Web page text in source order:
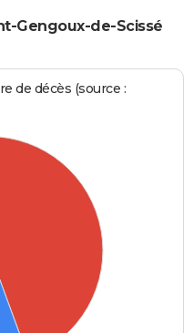
Gengoux-de-Scissé
de décès (source :